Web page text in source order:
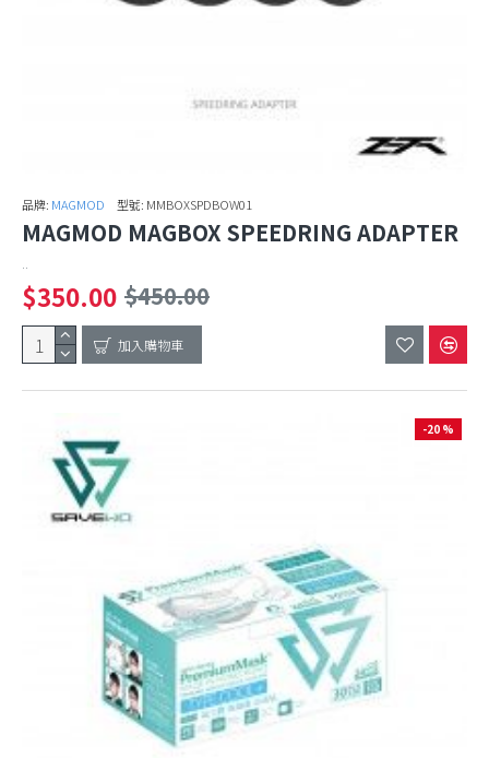
品牌: MAGMOD 型號: MMBOXSPDBOW01
MAGMOD MAGBOX SPEEDRING ADAPTER
..
$350.00 $450.00
加入購物車
-20 %